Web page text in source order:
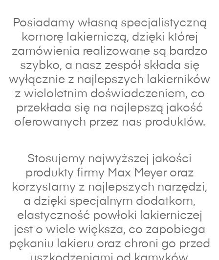
Posiadamy własną specjalistyczną
komorę lakierniczą, dzięki której
zamówienia realizowane są bardzo
szybko, a nasz zespół składa się
wyłącznie z najlepszych lakierników
z wieloletnim doświadczeniem, co
przekłada się na najlepszą jakość
oferowanych przez nas produktów.
Stosujemy najwyższej jakości
produkty firmy Max Meyer oraz
korzystamy z najlepszych narzędzi,
a dzięki specjalnym dodatkom,
elastyczność powłoki lakierniczej
jest o wiele większa, co zapobiega
pękaniu lakieru oraz chroni go przed